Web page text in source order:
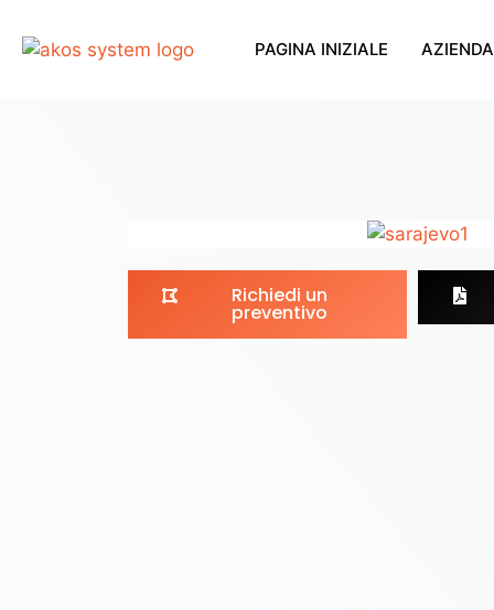
PAGINA INIZIALE AZIENDA
Richiedi un
preventivo